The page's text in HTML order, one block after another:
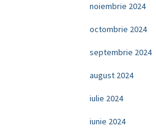
noiembrie 2024
octombrie 2024
septembrie 2024
august 2024
iulie 2024
iunie 2024